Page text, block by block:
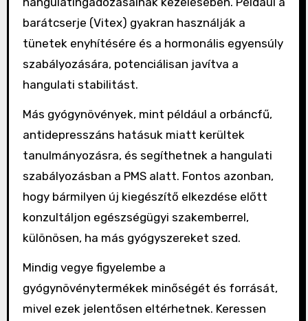
barátcserje (Vitex) gyakran használják a
tünetek enyhítésére és a hormonális egyensúly
szabályozására, potenciálisan javítva a
hangulati stabilitást.
Más gyógynövények, mint például a orbáncfű,
antidepresszáns hatásuk miatt kerültek
tanulmányozásra, és segíthetnek a hangulati
szabályozásban a PMS alatt. Fontos azonban,
hogy bármilyen új kiegészítő elkezdése előtt
konzultáljon egészségügyi szakemberrel,
különösen, ha más gyógyszereket szed.
Mindig vegye figyelembe a
gyógynövénytermékek minőségét és forrását,
mivel ezek jelentősen eltérhetnek. Keressen